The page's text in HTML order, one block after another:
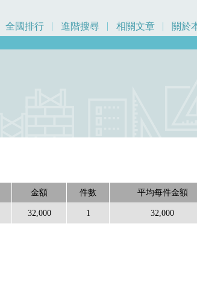
全國排行 進階搜尋 相關文章 關於
金額 件數 平均每件金額
32,000 1 32,000